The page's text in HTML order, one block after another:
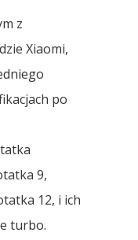
z
Xiaomi,
po
9,
12, i ich
turbo.